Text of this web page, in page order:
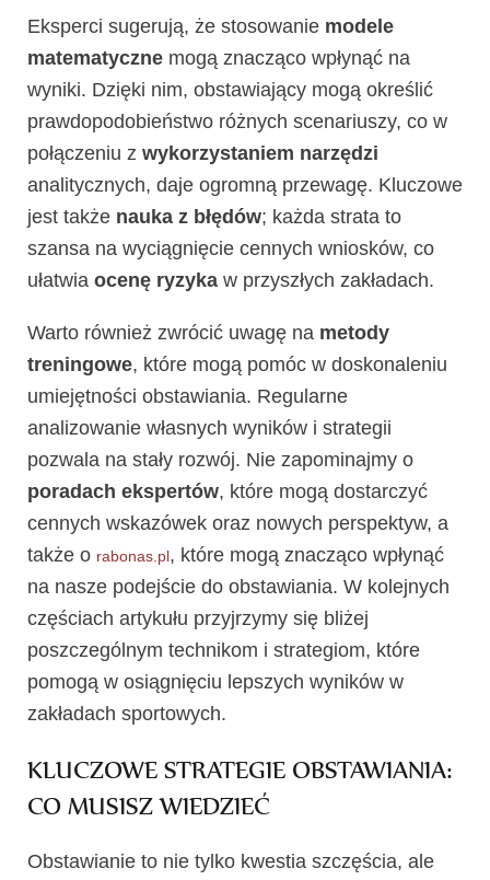
Eksperci sugerują, że stosowanie modele
matematyczne mogą znacząco wpłynąć na
wyniki. Dzięki nim, obstawiający mogą określić
prawdopodobieństwo różnych scenariuszy, co w
połączeniu z wykorzystaniem narzędzi
analitycznych, daje ogromną przewagę. Kluczowe
jest także nauka z błędów; każda strata to
szansa na wyciągnięcie cennych wniosków, co
ułatwia ocenę ryzyka w przyszłych zakładach.
Warto również zwrócić uwagę na metody
treningowe, które mogą pomóc w doskonaleniu
umiejętności obstawiania. Regularne
analizowanie własnych wyników i strategii
pozwala na stały rozwój. Nie zapominajmy o
poradach ekspertów, które mogą dostarczyć
cennych wskazówek oraz nowych perspektyw, a
także o rabonas.pl, które mogą znacząco wpłynąć
na nasze podejście do obstawiania. W kolejnych
częściach artykułu przyjrzymy się bliżej
poszczególnym technikom i strategiom, które
pomogą w osiągnięciu lepszych wyników w
zakładach sportowych.
KLUCZOWE STRATEGIE OBSTAWIANIA:
CO MUSISZ WIEDZIEĆ
Obstawianie to nie tylko kwestia szczęścia, ale